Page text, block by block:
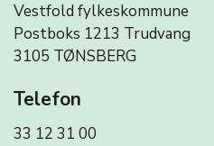
Vestfold fylkeskommune
Postboks 1213 Trudvang
3105 TØNSBERG
Telefon
33 12 31 00